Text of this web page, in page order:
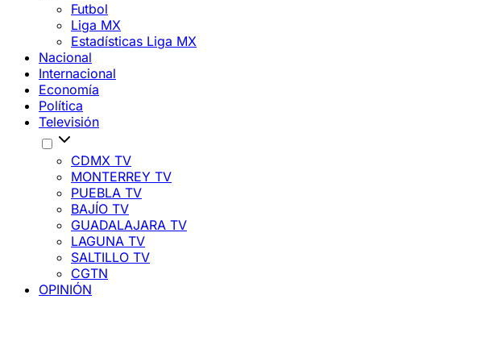
Futbol
Liga MX
Estadísticas Liga MX
Nacional
Internacional
Economía
Política
Televisión
CDMX TV
MONTERREY TV
PUEBLA TV
BAJÍO TV
GUADALAJARA TV
LAGUNA TV
SALTILLO TV
CGTN
OPINIÓN